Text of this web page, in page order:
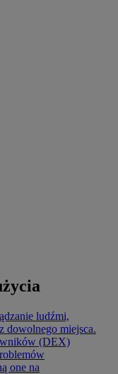
ludźmi,
dowolnego miejsca.
(DEX)
one na